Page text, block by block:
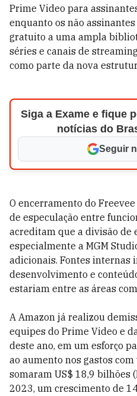
Prime Video para
enquanto os não
gratuito a uma ampla
séries e canais de
como parte da nova
Siga a Exame e fique
notícias do
Seguir
O encerramento do
de especulação entre
acreditam que a divisão de
especialmente a MGM
adicionais. Fontes internas
desenvolvimento e
estariam entre as áreas
A Amazon já realizou
equipes do Prime Video e
deste ano, em um esforço
ao aumento nos gastos
somaram US$ 18,9 bilhões
2023, um crescimento de